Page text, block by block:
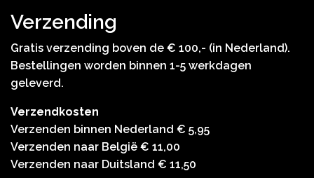
Verzending
Gratis verzending boven de € 100,- (in Nederland).
Bestellingen worden binnen 1-5 werkdagen
geleverd.
Verzendkosten
Verzenden binnen Nederland € 5,95
Verzenden naar België € 11,00
Verzenden naar Duitsland € 11,50